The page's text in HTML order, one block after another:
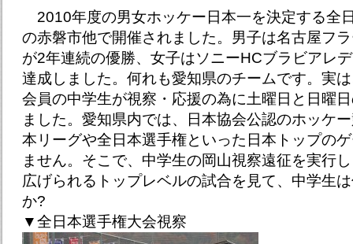
2010年度の男女ホッケー日本一を決定する全
の赤磐市他で開催されました。男子は名古屋フ
が2年連続の優勝、女子はソニーHCブラビアレ
達成しました。何れも愛知県のチームです。実
会員の中学生が視察・応援の為に土曜日と日曜
ました。愛知県内では、日本協会公認のホッケ
本リーグや全日本選手権といった日本トップの
ません。そこで、中学生の岡山視察遠征を実行
広げられるトップレベルの試合を見て、中学生
か?
▼全日本選手権大会視察